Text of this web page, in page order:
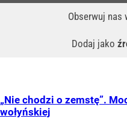
Obserwuj nas
Dodaj jako
„Nie chodzi o zemstę”.
wołyńskiej